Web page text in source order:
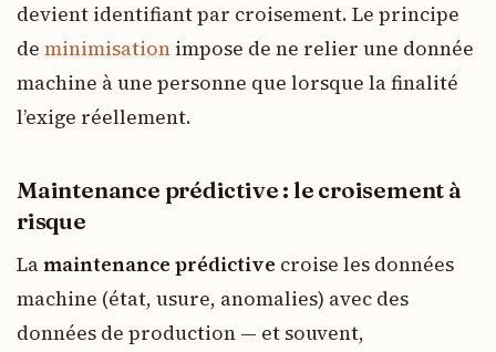
devient identifiant par croisement. Le principe
de minimisation impose de ne relier une donnée
machine à une personne que lorsque la finalité
l’exige réellement.
Maintenance prédictive : le croisement à
risque
Lamaintenance prédictive croise les données
machine (état, usure, anomalies) avec des
données de production — et souvent,